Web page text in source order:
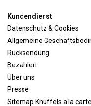
Kundendienst
Datenschutz & Cookies
Allgemeine
Rücksendung
Bezahlen
Über uns
Presse
Sitemap Knuffels a la carte